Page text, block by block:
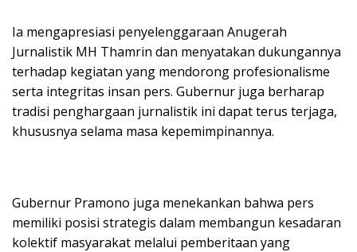
Ia mengapresiasi penyelenggaraan Anugerah
Jurnalistik MH Thamrin dan menyatakan dukungannya
terhadap kegiatan yang mendorong profesionalisme
serta integritas insan pers. Gubernur juga berharap
tradisi penghargaan jurnalistik ini dapat terus terjaga,
khususnya selama masa kepemimpinannya.
Gubernur Pramono juga menekankan bahwa pers
memiliki posisi strategis dalam membangun kesadaran
kolektif masyarakat melalui pemberitaan yang